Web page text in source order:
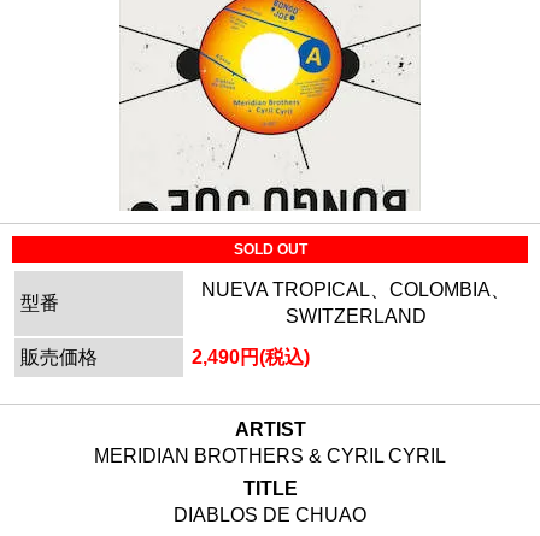
SOLD OUT
型番
NUEVA TROPICAL、COLOMBIA、
SWITZERLAND
販売価格
2,490円(税込)
ARTIST
MERIDIAN BROTHERS & CYRIL CYRIL
TITLE
DIABLOS DE CHUAO